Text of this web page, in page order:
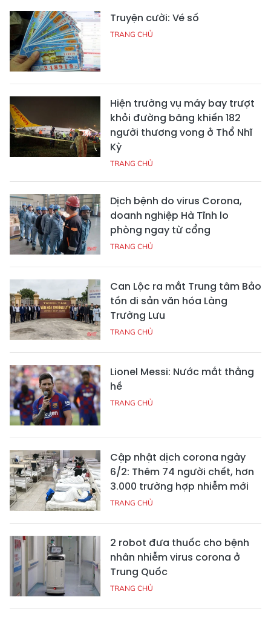
Truyện cười: Vé số
TRANG CHỦ
Hiện trường vụ máy bay trượt
khỏi đường băng khiến 182
người thương vong ở Thổ Nhĩ
Kỳ
TRANG CHỦ
Dịch bệnh do virus Corona,
doanh nghiệp Hà Tĩnh lo
phòng ngay từ cổng
TRANG CHỦ
Can Lộc ra mắt Trung tâm Bảo
tồn di sản văn hóa Làng
Trường Lưu
TRANG CHỦ
Lionel Messi: Nước mắt thằng
hề
TRANG CHỦ
Cập nhật dịch corona ngày
6/2: Thêm 74 người chết, hơn
3.000 trường hợp nhiễm mới
TRANG CHỦ
2 robot đưa thuốc cho bệnh
nhân nhiễm virus corona ở
Trung Quốc
TRANG CHỦ